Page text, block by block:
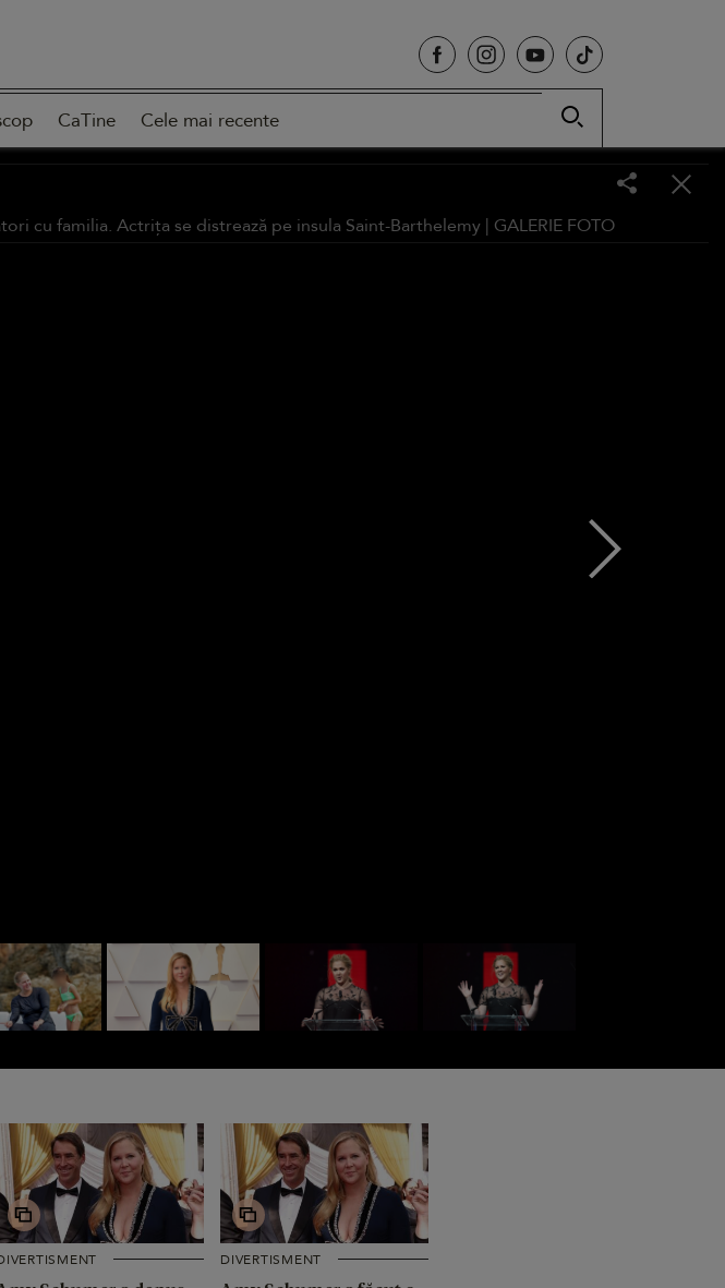
CaTine Cele mai recente
cu familia. Actrița se distrează pe insula Saint-Barthelemy | GALERIE FOTO
DIVERTISMENT